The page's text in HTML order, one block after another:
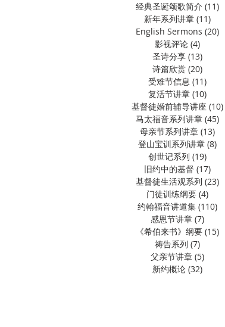
经典圣诞颂歌简介 (11)
新年系列讲章 (11)
English Sermons (20)
影视评论 (4)
圣诗分享 (13)
诗篇欣赏 (20)
受难节信息 (11)
复活节讲章 (10)
基督徒婚前辅导讲座 (10)
马太福音系列讲章 (45)
母亲节系列讲章 (13)
登山宝训系列讲章 (8)
创世记系列 (19)
旧约中的基督 (17)
基督徒生活观系列 (23)
门徒训练纲要 (4)
约翰福音讲道集 (110)
感恩节讲章 (7)
《希伯来书》纲要 (15)
祷告系列 (7)
父亲节讲章 (5)
新约概论 (32)